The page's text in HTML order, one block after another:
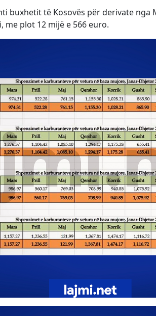
buxhetit të Kosovës për derivate nga
me plot 12 mijë e 566 euro.